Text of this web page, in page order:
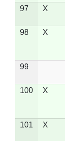
97 X
98 X
99
100 X
101 X